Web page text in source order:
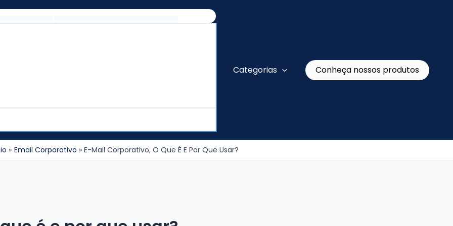
Categorias Conheça nossos produtos
Email Corporativo E-Mail Corporativo, O Que É E Por Que Usar?